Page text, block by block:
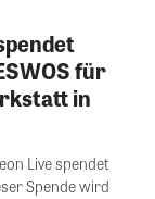
für
in
Live spendet
Spende wird